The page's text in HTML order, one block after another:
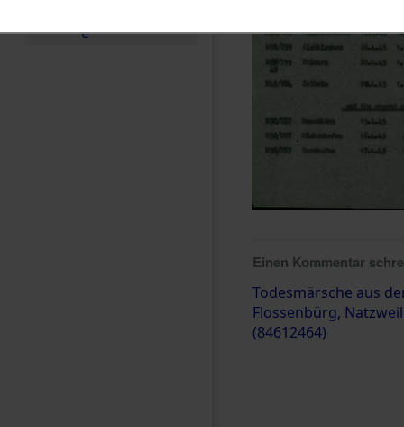
e
Einen Kommentar
Todesmärsche aus
Flossenbürg,
(84612464)